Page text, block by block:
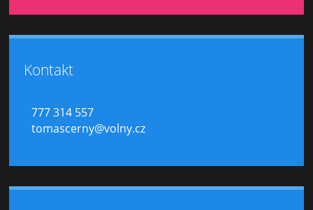
Kontakt
777 314 557
tomascerny@volny.cz